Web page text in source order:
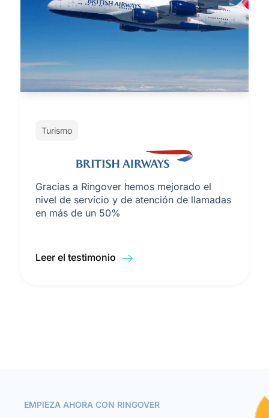
Turismo
Gracias a Ringover hemos mejorado el
nivel de servicio y de atención de llamadas
en más de un 50%
Leer el testimonio
EMPIEZA AHORA CON RINGOVER